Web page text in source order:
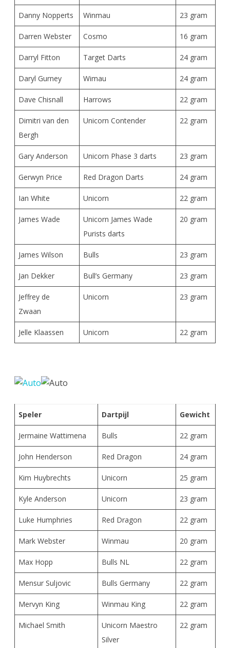
Danny Nopperts Winmau 23 gram
Darren Webster Cosmo 16 gram
Darryl Fitton Target Darts 24 gram
Daryl Gurney Wimau 24 gram
Dave Chisnall Harrows 22 gram
Dimitri van den
Bergh
Unicorn Contender 22 gram
Gary Anderson Unicorn Phase 3 darts 23 gram
Gerwyn Price Red Dragon Darts 24 gram
Ian White Unicorn 22 gram
James Wade
Unicorn James Wade
Purists darts
20 gram
James Wilson Bulls 23 gram
Jan Dekker Bull’s Germany 23 gram
Jeffrey de
Zwaan
Unicorn 23 gram
Jelle Klaassen Unicorn 22 gram
Speler Dartpijl Gewicht
Jermaine Wattimena Bulls 22 gram
John Henderson Red Dragon 24 gram
Kim Huybrechts Unicorn 25 gram
Kyle Anderson Unicorn 23 gram
Luke Humphries Red Dragon 22 gram
Mark Webster Winmau 20 gram
Max Hopp Bulls NL 22 gram
Mensur Suljovic Bulls Germany 22 gram
Mervyn King Winmau King 22 gram
Michael Smith
Unicorn Maestro
Silver
22 gram